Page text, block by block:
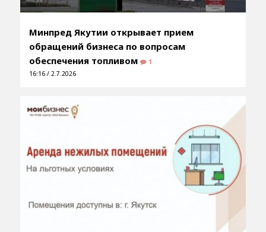
Минпред Якутии открывает прием
обращений бизнеса по вопросам
обеспечения топливом
1
16:16 / 2.7.2026